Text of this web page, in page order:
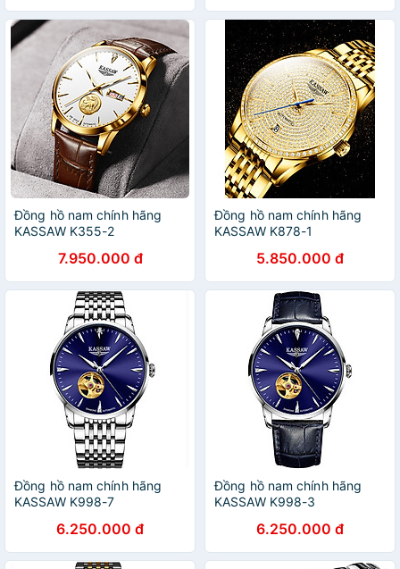
Đồng hồ nam chính hãng
KASSAW K355-2
7.950.000 đ
Đồng hồ nam chính hãng
KASSAW K878-1
5.850.000 đ
Đồng hồ nam chính hãng
KASSAW K998-7
6.250.000 đ
Đồng hồ nam chính hãng
KASSAW K998-3
6.250.000 đ